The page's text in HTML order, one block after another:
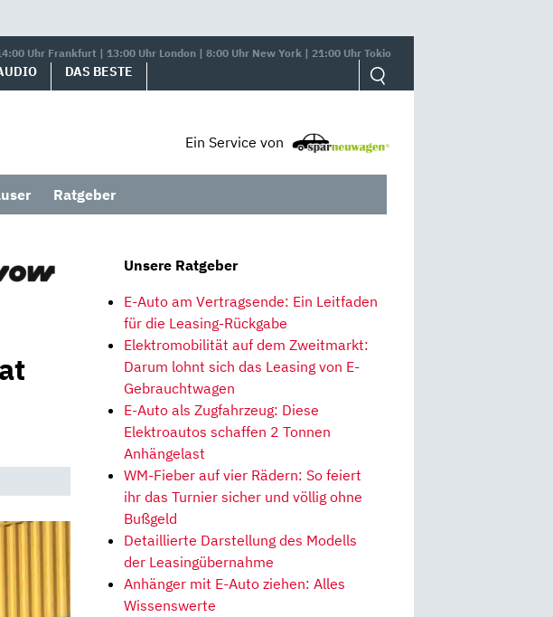
Uhr Frankfurt | 13:00 Uhr London | 8:00 Uhr New York | 21:00 Uhr Tokio
DAS BESTE
Ein Service von
Ratgeber
Unsere Ratgeber
E-Auto am Vertragsende: Ein Leitfaden
für die Leasing-Rückgabe
Elektromobilität auf dem Zweitmarkt:
Darum lohnt sich das Leasing von E-
Gebrauchtwagen
E-Auto als Zugfahrzeug: Diese
Elektroautos schaffen 2 Tonnen
Anhängelast
WM-Fieber auf vier Rädern: So feiert
ihr das Turnier sicher und völlig ohne
Bußgeld
Detaillierte Darstellung des Modells
der Leasingübernahme
Anhänger mit E-Auto ziehen: Alles
Wissenswerte